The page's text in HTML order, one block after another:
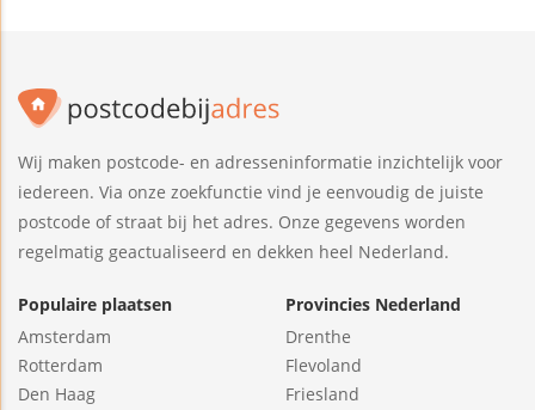
Wij maken postcode- en adresseninformatie inzichtelijk voor
iedereen. Via onze zoekfunctie vind je eenvoudig de juiste
postcode of straat bij het adres. Onze gegevens worden
regelmatig geactualiseerd en dekken heel Nederland.
Populaire plaatsen
Amsterdam
Rotterdam
Den Haag
Provincies Nederland
Drenthe
Flevoland
Friesland